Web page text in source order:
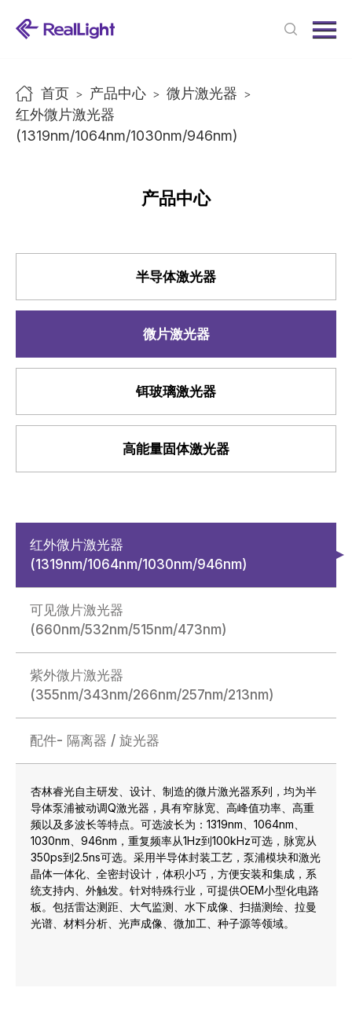
新闻中心
关于我们
首页 > 产品中心 > 微片激光器 >
红外微片激光器
(1319nm/1064nm/1030nm/946nm)
产品中心
半导体激光器
微片激光器
铒玻璃激光器
高能量固体激光器
红外微片激光器
(1319nm/1064nm/1030nm/946nm)
可见微片激光器
(660nm/532nm/515nm/473nm)
紫外微片激光器
(355nm/343nm/266nm/257nm/213nm)
配件- 隔离器 / 旋光器
杏林睿光自主研发、设计、制造的微片激光器系列，均为半
导体泵浦被动调Q激光器，具有窄脉宽、高峰值功率、高重
频以及多波长等特点。可选波长为：1319nm、1064nm、
1030nm、946nm，重复频率从1Hz到100kHz可选，脉宽从
350ps到2.5ns可选。采用半导体封装工艺，泵浦模块和激光
晶体一体化、全密封设计，体积小巧，方便安装和集成，系
统支持内、外触发。针对特殊行业，可提供OEM小型化电路
板。包括雷达测距、大气监测、水下成像、扫描测绘、拉曼
光谱、材料分析、光声成像、微加工、种子源等领域。